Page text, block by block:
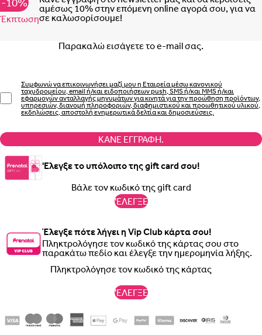
Έκπτωση
αμέσως 10% στην επόμενη online αγορά σου, για να
σε καλωσορίσουμε!
Συμφωνώ να επικοινωνήσει μαζί μου η Εταιρεία μέσω κανονικού
ταχυδρομείου, email ή/και ειδοποιήσεων push, SMS ή/και MMS ή/και
εφαρμογών ανταλλαγής μηνυμάτων για κινητά για την προώθηση προϊόντων,
υπηρεσιών, διανομή πληροφοριών, διαφημιστικού και προωθητικού υλικού,
εκδηλώσεις, αποστολή ενημερωτικά δελτία και δημοσιεύσεις.
ΚΆΝΕ ΕΓΓΡΑΦΉ.
'Ελεγξε το υπόλοιπο της gift card σου!
'ΕΛΕΓΞΕ
Έλεγξε πότε λήγει η Vip Club κάρτα σου!
Πληκτρολόγησε τον κωδικό της κάρτας σου στο
παρακάτω πεδίο και έλεγξε την ημερομηνία λήξης.
'ΕΛΕΓΞΕ